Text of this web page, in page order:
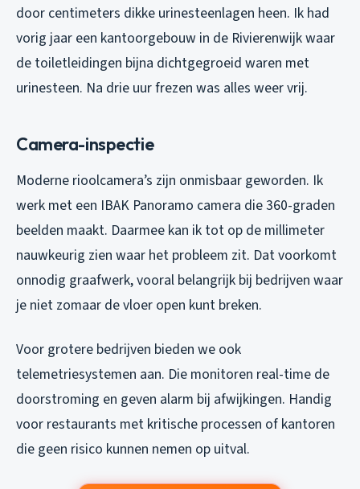
door centimeters dikke urinesteenlagen heen. Ik had
vorig jaar een kantoorgebouw in de Rivierenwijk waar
de toiletleidingen bijna dichtgegroeid waren met
urinesteen. Na drie uur frezen was alles weer vrij.
Camera-inspectie
Moderne rioolcamera’s zijn onmisbaar geworden. Ik
werk met een IBAK Panoramo camera die 360-graden
beelden maakt. Daarmee kan ik tot op de millimeter
nauwkeurig zien waar het probleem zit. Dat voorkomt
onnodig graafwerk, vooral belangrijk bij bedrijven waar
je niet zomaar de vloer open kunt breken.
Voor grotere bedrijven bieden we ook
telemetriesystemen aan. Die monitoren real-time de
doorstroming en geven alarm bij afwijkingen. Handig
voor restaurants met kritische processen of kantoren
die geen risico kunnen nemen op uitval.